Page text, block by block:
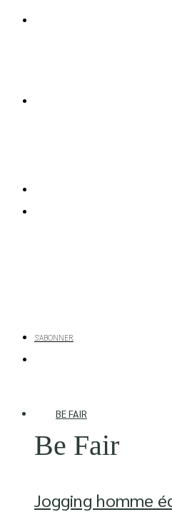
S'ABONNER
BE FAIR
Be Fair
Jogging homme